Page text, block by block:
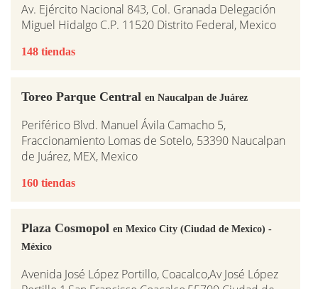
Av. Ejército Nacional 843, Col. Granada Delegación
Miguel Hidalgo C.P. 11520 Distrito Federal, Mexico
148 tiendas
Toreo Parque Central en Naucalpan de Juárez
Periférico Blvd. Manuel Ávila Camacho 5,
Fraccionamiento Lomas de Sotelo, 53390 Naucalpan
de Juárez, MEX, Mexico
160 tiendas
Plaza Cosmopol en Mexico City (Ciudad de Mexico) -
México
Avenida José López Portillo, Coacalco,Av José López